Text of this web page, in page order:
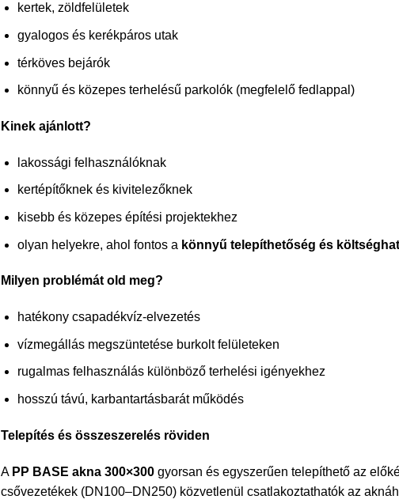
kertek, zöldfelületek
gyalogos és kerékpáros utak
térköves bejárók
könnyű és közepes terhelésű parkolók (megfelelő fedlappal)
Kinek ajánlott?
lakossági felhasználóknak
kertépítőknek és kivitelezőknek
kisebb és közepes építési projektekhez
olyan helyekre, ahol fontos a könnyű telepíthetőség és
Milyen problémát old meg?
hatékony csapadékvíz-elvezetés
vízmegállás megszüntetése burkolt felületeken
rugalmas felhasználás különböző terhelési igényekhez
hosszú távú, karbantartásbarát működés
Telepítés és összeszerelés röviden
A PP BASE akna 300×300 gyorsan és egyszerűen telepíthető az
csővezetékek (DN100–DN250) közvetlenül csatlakoztathatók az